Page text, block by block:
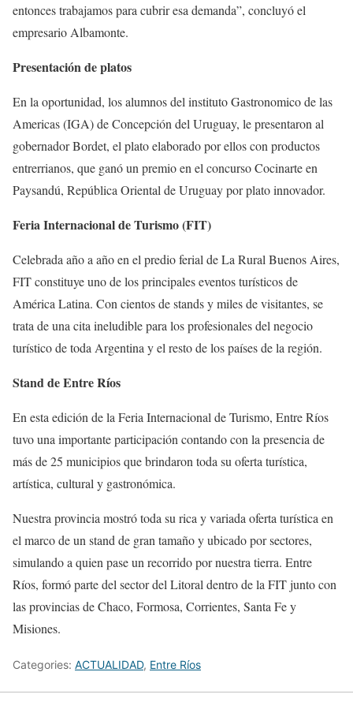
entonces trabajamos para cubrir esa demanda”, concluyó el
empresario Albamonte.
Presentación de platos
En la oportunidad, los alumnos del instituto Gastronomico de las
Americas (IGA) de Concepción del Uruguay, le presentaron al
gobernador Bordet, el plato elaborado por ellos con productos
entrerrianos, que ganó un premio en el concurso Cocinarte en
Paysandú, República Oriental de Uruguay por plato innovador.
Feria Internacional de Turismo (FIT)
Celebrada año a año en el predio ferial de La Rural Buenos Aires,
FIT constituye uno de los principales eventos turísticos de
América Latina. Con cientos de stands y miles de visitantes, se
trata de una cita ineludible para los profesionales del negocio
turístico de toda Argentina y el resto de los países de la región.
Stand de Entre Ríos
En esta edición de la Feria Internacional de Turismo, Entre Ríos
tuvo una importante participación contando con la presencia de
más de 25 municipios que brindaron toda su oferta turística,
artística, cultural y gastronómica.
Nuestra provincia mostró toda su rica y variada oferta turística en
el marco de un stand de gran tamaño y ubicado por sectores,
simulando a quien pase un recorrido por nuestra tierra. Entre
Ríos, formó parte del sector del Litoral dentro de la FIT junto con
las provincias de Chaco, Formosa, Corrientes, Santa Fe y
Misiones.
Categories: ACTUALIDAD, Entre Ríos